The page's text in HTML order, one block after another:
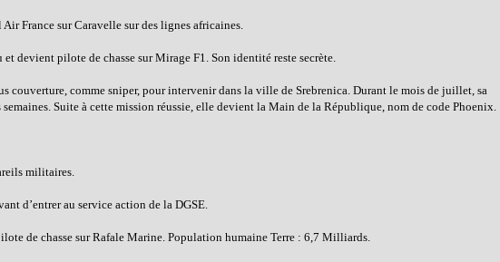
France sur Caravelle sur des lignes africaines.
devient pilote de chasse sur Mirage F1. Son identité reste secrète.
couverture, comme sniper, pour intervenir dans la ville de Srebrenica. Durant le mois de juillet, sa
Suite à cette mission réussie, elle devient la Main de la République, nom de code Phoenix.
militaires.
d’entrer au service action de la DGSE.
de chasse sur Rafale Marine. Population humaine Terre : 6,7 Milliards.